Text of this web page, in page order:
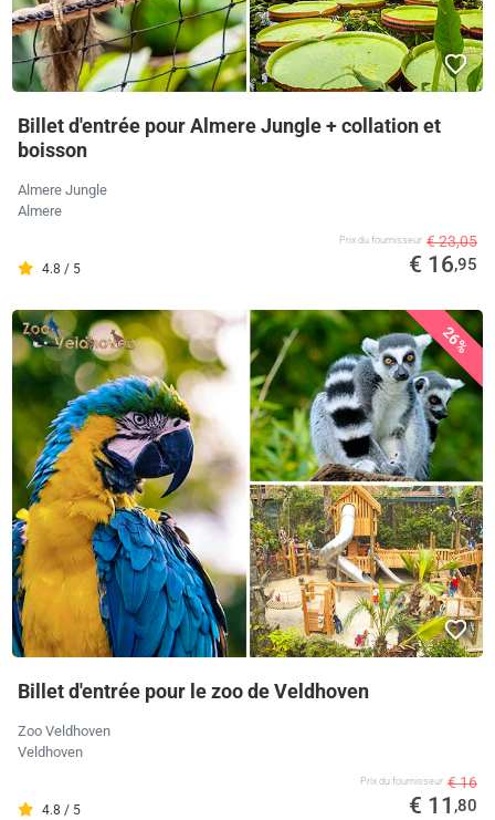
Billet d'entrée pour Almere Jungle + collation et
boisson
Almere Jungle
Almere
4.8 / 5
Prix ​​du fournisseur € 23,05
€ 16,95
26%
Billet d'entrée pour le zoo de Veldhoven
Zoo Veldhoven
Veldhoven
4.8 / 5
Prix ​​du fournisseur € 16
€ 11 ,80